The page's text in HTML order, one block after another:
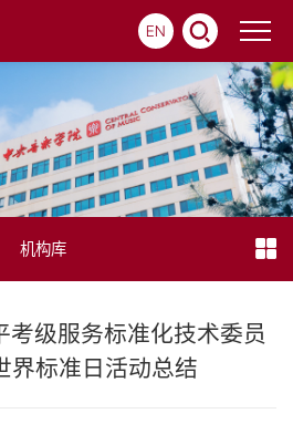
EN
机构库
考级服务标准化技术委员
界标准日活动总结